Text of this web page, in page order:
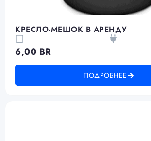
КРЕСЛО-МЕШОК В АРЕНДУ
6,00 BR
ПОДРОБНЕЕ